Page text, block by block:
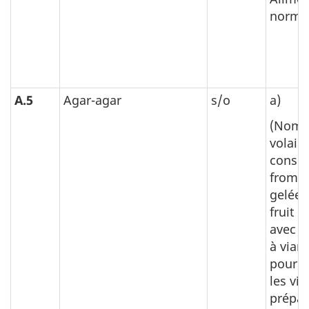
A.5 Agar-agar s/o
a)
(Nom
gelée
fruit
avec
à
pour
les